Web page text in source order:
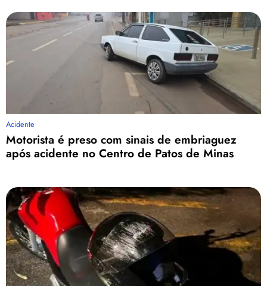
Acidente
Motorista é preso com sinais de embriaguez
após acidente no Centro de Patos de Minas